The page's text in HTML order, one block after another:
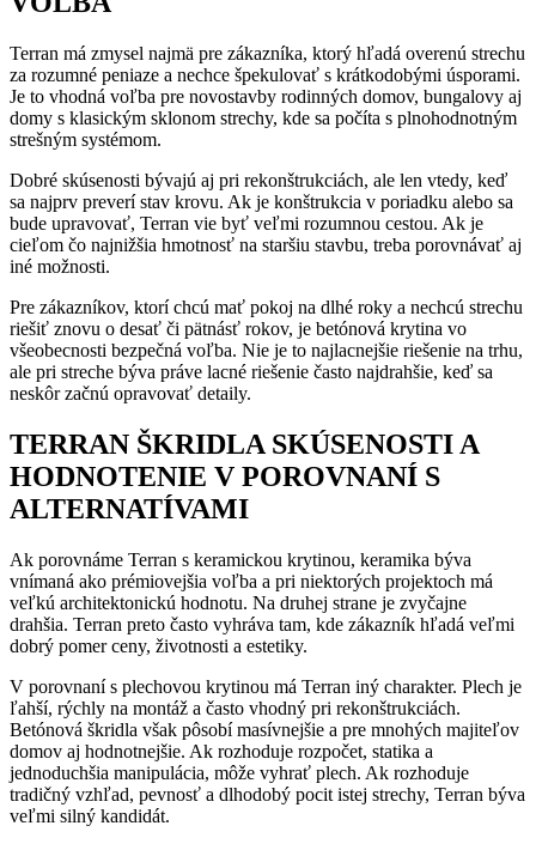
Terran má zmysel najmä pre zákazníka, ktorý hľadá overenú strechu
za rozumné peniaze a nechce špekulovať s krátkodobými úsporami.
Je to vhodná voľba pre novostavby rodinných domov, bungalovy aj
domy s klasickým sklonom strechy, kde sa počíta s plnohodnotným
strešným systémom.
Dobré skúsenosti bývajú aj pri rekonštrukciách, ale len vtedy, keď
sa najprv preverí stav krovu. Ak je konštrukcia v poriadku alebo sa
bude upravovať, Terran vie byť veľmi rozumnou cestou. Ak je
cieľom čo najnižšia hmotnosť na staršiu stavbu, treba porovnávať aj
iné možnosti.
Pre zákazníkov, ktorí chcú mať pokoj na dlhé roky a nechcú strechu
riešiť znovu o desať či pätnásť rokov, je betónová krytina vo
všeobecnosti bezpečná voľba. Nie je to najlacnejšie riešenie na trhu,
ale pri streche býva práve lacné riešenie často najdrahšie, keď sa
neskôr začnú opravovať detaily.
TERRAN ŠKRIDLA SKÚSENOSTI A
HODNOTENIE V POROVNANÍ S
ALTERNATÍVAMI
Ak porovnáme Terran s keramickou krytinou, keramika býva
vnímaná ako prémiovejšia voľba a pri niektorých projektoch má
veľkú architektonickú hodnotu. Na druhej strane je zvyčajne
drahšia. Terran preto často vyhráva tam, kde zákazník hľadá veľmi
dobrý pomer ceny, životnosti a estetiky.
V porovnaní s plechovou krytinou má Terran iný charakter. Plech je
ľahší, rýchly na montáž a často vhodný pri rekonštrukciách.
Betónová škridla však pôsobí masívnejšie a pre mnohých majiteľov
domov aj hodnotnejšie. Ak rozhoduje rozpočet, statika a
jednoduchšia manipulácia, môže vyhrať plech. Ak rozhoduje
tradičný vzhľad, pevnosť a dlhodobý pocit istej strechy, Terran býva
veľmi silný kandidát.